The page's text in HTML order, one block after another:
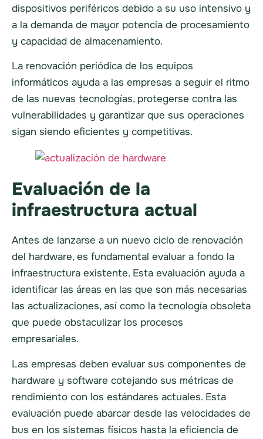
dispositivos periféricos debido a su uso intensivo y
a la demanda de mayor potencia de procesamiento
y capacidad de almacenamiento.
La renovación periódica de los equipos
informáticos ayuda a las empresas a seguir el ritmo
de las nuevas tecnologías, protegerse contra las
vulnerabilidades y garantizar que sus operaciones
sigan siendo eficientes y competitivas.
Evaluación de la
infraestructura actual
Antes de lanzarse a un nuevo ciclo de renovación
del hardware, es fundamental evaluar a fondo la
infraestructura existente. Esta evaluación ayuda a
identificar las áreas en las que son más necesarias
las actualizaciones, así como la tecnología obsoleta
que puede obstaculizar los procesos
empresariales.
Las empresas deben evaluar sus componentes de
hardware y software cotejando sus métricas de
rendimiento con los estándares actuales. Esta
evaluación puede abarcar desde las velocidades de
bus en los sistemas físicos hasta la eficiencia de